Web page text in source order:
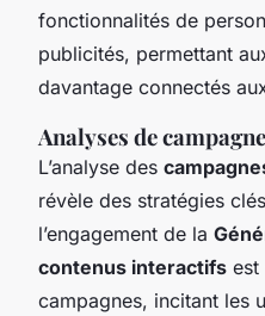
fonctionnalités de
publicités, permettant
davantage connectés
Analyses de
L’analyse des
révèle des stratégies
l’engagement de la
contenus interactifs est
campagnes, incitant les